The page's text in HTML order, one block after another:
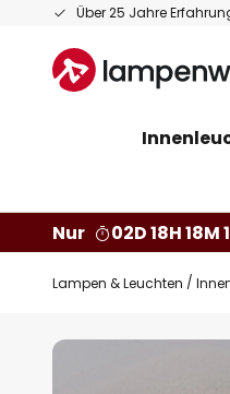
Über 25 Jahre
Zum
springen
Nur
02D 18H 18M
Lampen & Leuchten
Zum